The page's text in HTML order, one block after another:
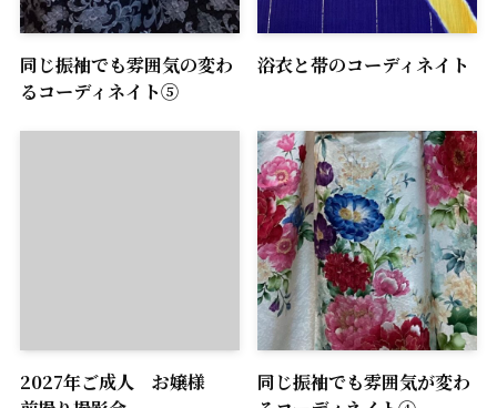
同じ振袖でも雰囲気の変わ
るコーディネイト⑤
浴衣と帯のコーディネイト
2027年ご成人 お嬢様
同じ振袖でも雰囲気が変わ